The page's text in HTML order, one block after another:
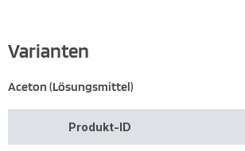
Varianten
Aceton (Lösungsmittel)
Produkt-ID